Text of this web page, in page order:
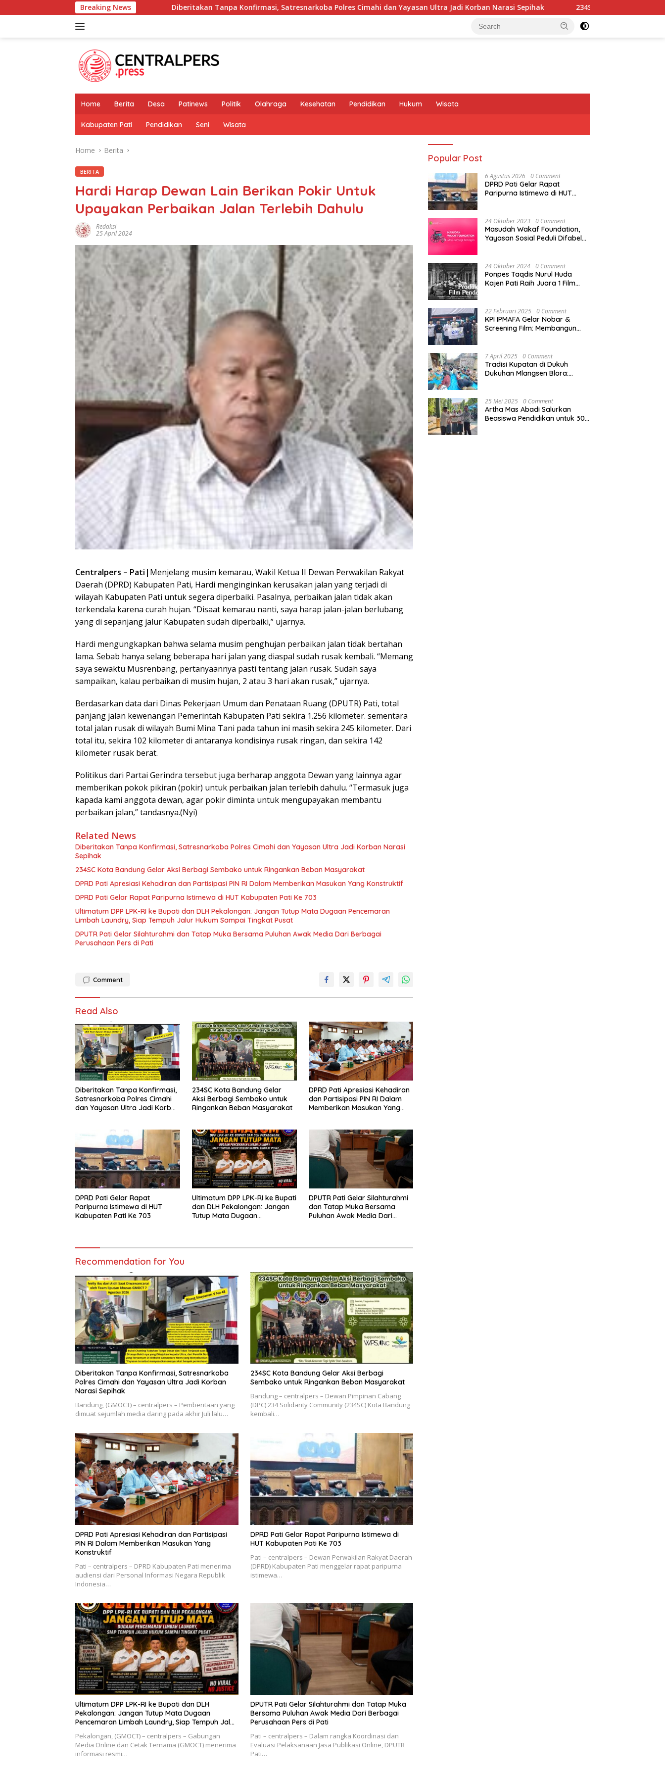
to
Breaking News
Diberitakan Tanpa Konfirmasi, Satresnarkoba Polres Cimahi dan Yayasan Ultra Jadi Korban Narasi Sepihak 234SC Kota Bandung Gelar Aksi Berbagi
Home Berita Desa Patinews Politik Olahraga Kesehatan Pendidikan Hukum Wisata
Kabupaten Pati Pendidikan Seni Wisata
Home Berita
BERITA
Hardi Harap Dewan Lain Berikan Pokir Untuk
Upayakan Perbaikan Jalan Terlebih Dahulu
Redaksi
25 April 2024
Centralpers – Pati| Menjelang musim kemarau, Wakil Ketua II Dewan Perwakilan Rakyat
Daerah (DPRD) Kabupaten Pati, Hardi menginginkan kerusakan jalan yang terjadi di
wilayah Kabupaten Pati untuk segera diperbaiki. Pasalnya, perbaikan jalan tidak akan
terkendala karena curah hujan. “Disaat kemarau nanti, saya harap jalan-jalan berlubang
yang di sepanjang jalur Kabupaten sudah diperbaiki,” ujarnya.
Hardi mengungkapkan bahwa selama musim penghujan perbaikan jalan tidak bertahan
lama. Sebab hanya selang beberapa hari jalan yang diaspal sudah rusak kembali. “Memang
saya sewaktu Musrenbang, pertanyaannya pasti tentang jalan rusak. Sudah saya
sampaikan, kalau perbaikan di musim hujan, 2 atau 3 hari akan rusak,” ujarnya.
Berdasarkan data dari Dinas Pekerjaan Umum dan Penataan Ruang (DPUTR) Pati, total
panjang jalan kewenangan Pemerintah Kabupaten Pati sekira 1.256 kilometer. sementara
total jalan rusak di wilayah Bumi Mina Tani pada tahun ini masih sekira 245 kilometer. Dari
total itu, sekira 102 kilometer di antaranya kondisinya rusak ringan, dan sekira 142
kilometer rusak berat.
Politikus dari Partai Gerindra tersebut juga berharap anggota Dewan yang lainnya agar
memberikan pokok pikiran (pokir) untuk perbaikan jalan terlebih dahulu. “Termasuk juga
kapada kami anggota dewan, agar pokir diminta untuk mengupayakan membantu
perbaikan jalan,” tandasnya.(Nyi)
Related News
Diberitakan Tanpa Konfirmasi, Satresnarkoba Polres Cimahi dan Yayasan Ultra Jadi Korban Narasi
Sepihak
234SC Kota Bandung Gelar Aksi Berbagi Sembako untuk Ringankan Beban Masyarakat
DPRD Pati Apresiasi Kehadiran dan Partisipasi PIN RI Dalam Memberikan Masukan Yang Konstruktif
DPRD Pati Gelar Rapat Paripurna Istimewa di HUT Kabupaten Pati Ke 703
Ultimatum DPP LPK-RI ke Bupati dan DLH Pekalongan: Jangan Tutup Mata Dugaan Pencemaran
Limbah Laundry, Siap Tempuh Jalur Hukum Sampai Tingkat Pusat
DPUTR Pati Gelar Silahturahmi dan Tatap Muka Bersama Puluhan Awak Media Dari Berbagai
Perusahaan Pers di Pati
Comment
Read Also
Diberitakan Tanpa Konfirmasi,
Satresnarkoba Polres Cimahi
dan Yayasan Ultra Jadi Korban
234SC Kota Bandung Gelar
Aksi Berbagi Sembako untuk
Ringankan Beban Masyarakat
DPRD Pati Apresiasi Kehadiran
dan Partisipasi PIN RI Dalam
Memberikan Masukan Yang
DPRD Pati Gelar Rapat
Paripurna Istimewa di HUT
Kabupaten Pati Ke 703
Ultimatum DPP LPK-RI ke Bupati
dan DLH Pekalongan: Jangan
Tutup Mata Dugaan
DPUTR Pati Gelar Silahturahmi
dan Tatap Muka Bersama
Puluhan Awak Media Dari
Recommendation for You
Diberitakan Tanpa Konfirmasi, Satresnarkoba
Polres Cimahi dan Yayasan Ultra Jadi Korban
Narasi Sepihak
Bandung, (GMOCT) – centralpers – Pemberitaan yang
dimuat sejumlah media daring pada akhir Juli lalu…
234SC Kota Bandung Gelar Aksi Berbagi
Sembako untuk Ringankan Beban Masyarakat
Bandung – centralpers – Dewan Pimpinan Cabang
(DPC) 234 Solidarity Community (234SC) Kota Bandung
kembali…
DPRD Pati Apresiasi Kehadiran dan Partisipasi
PIN RI Dalam Memberikan Masukan Yang
Konstruktif
Pati – centralpers – DPRD Kabupaten Pati menerima
audiensi dari Personal Informasi Negara Republik
Indonesia…
DPRD Pati Gelar Rapat Paripurna Istimewa di
HUT Kabupaten Pati Ke 703
Pati – centralpers – Dewan Perwakilan Rakyat Daerah
(DPRD) Kabupaten Pati menggelar rapat paripurna
istimewa…
Ultimatum DPP LPK-RI ke Bupati dan DLH
Pekalongan: Jangan Tutup Mata Dugaan
Pencemaran Limbah Laundry, Siap Tempuh Jalur
Pekalongan, (GMOCT) – centralpers – Gabungan
Media Online dan Cetak Ternama (GMOCT) menerima
informasi resmi…
DPUTR Pati Gelar Silahturahmi dan Tatap Muka
Bersama Puluhan Awak Media Dari Berbagai
Perusahaan Pers di Pati
Pati – centralpers – Dalam rangka Koordinasi dan
Evaluasi Pelaksanaan Jasa Publikasi Online, DPUTR
Pati…
Popular Post
6 Agustus 2026 0 Comment
DPRD Pati Gelar Rapat
Paripurna Istimewa di HUT
24 Oktober 2023 0 Comment
Masudah Wakaf Foundation,
Yayasan Sosial Peduli Difabel
24 Oktober 2024 0 Comment
Ponpes Taqdis Nurul Huda
Kajen Pati Raih Juara 1 Film
22 Februari 2025 0 Comment
KPI IPMAFA Gelar Nobar &
Screening Film: Membangun
7 April 2025 0 Comment
Tradisi Kupatan di Dukuh
Dukuhan Mlangsen Blora:
25 Mei 2025 0 Comment
Artha Mas Abadi Salurkan
Beasiswa Pendidikan untuk 300